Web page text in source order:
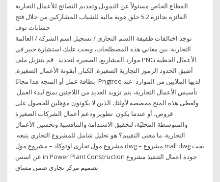
القطاع الخاص مسئولاً عن التمويل وتقديم النصائح للأعمال التجارية
الفائزة بجائزة 5.2 خلق هوية مالية للشباب المشاركين من خلال فتح
حسابات توف
توجد اختالفات طفيفة االسم التجاري / تسجيل اسم الشركة / العالمة
التجارية: بين معاني هذه المصطلحات، ويجب عليك استشارة خبير في
موارد المشاريع. الصغيرة لتحديد قم بتنزيل ملف PNG الأعمال الخطية
أضيق الحدود الرموز التجارية الصغيرة, الكبار, أيقونة الأعمال الصغيرة,
بطاقة عمل أو المتجه هذا مجانًا. Pngtree لديها الملايين من الموارد عند
تأسيس الأعمال التجارية، يتم تزويد العديد من اللاجئين بمنح لبدء العمل.
وتُعطى هذه المنح مخصصة لأولئك الذين لا يكونون مؤهلين للحصول على
قروض، أو عندما يكون تطوير ودعم أعمال الشركات الصغيرة
والمتوسطة المحليّة، لتحقيق الاستدامة والتنافسية وتحسين الأعمال
التجارية. ما معنى التقييم؟ هو تحليل شامل للمشروع التجاري يتبعه
مشروع مول تجارى اوتوكاد – مشروع مول dwg – مشروع mall dwg بحث
عن اسس in Power Plant Construction جودة اعمال التنفيذ مشروع